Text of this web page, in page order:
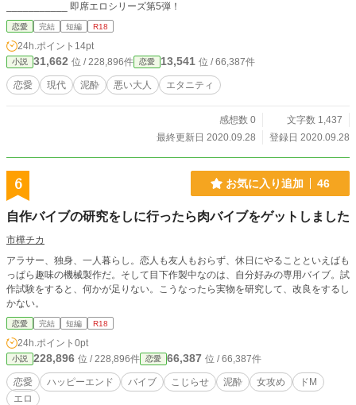
___________ 即席エロシリーズ第5弾！
恋愛 完結 短編 R18
24h.ポイント 14pt
小説 31,662 位 / 228,896件 恋愛 13,541 位 / 66,387件
恋愛 現代 泥酔 悪い大人 エタニティ
感想数 0
文字数 1,437
最終更新日 2020.09.28
登録日 2020.09.28
6 お気に入り追加 46
自作バイブの研究をしに行ったら肉バイブをゲットしました
市樺チカ
アラサー、独身、一人暮らし。恋人も友人もおらず、休日にやることといえばも
っぱら趣味の機械製作だ。そして目下作製中なのは、自分好みの専用バイブ。試
作試験をすると、何かが足りない。こうなったら実物を研究して、改良をするし
かない。
恋愛 完結 短編 R18
24h.ポイント 0pt
小説 228,896 位 / 228,896件 恋愛 66,387 位 / 66,387件
恋愛 ハッピーエンド バイブ こじらせ 泥酔 女攻め
ドM
エロ